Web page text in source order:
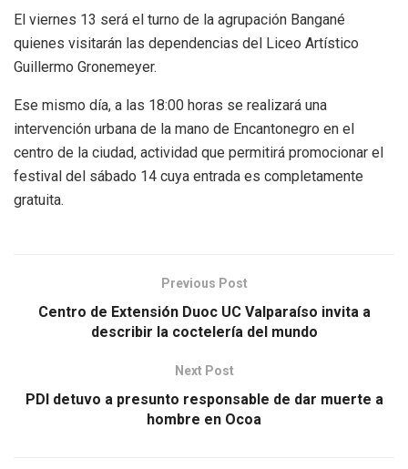
El viernes 13 será el turno de la agrupación Bangané
quienes visitarán las dependencias del Liceo Artístico
Guillermo Gronemeyer.
Ese mismo día, a las 18:00 horas se realizará una
intervención urbana de la mano de Encantonegro en el
centro de la ciudad, actividad que permitirá promocionar el
festival del sábado 14 cuya entrada es completamente
gratuita.
Previous Post
Centro de Extensión Duoc UC Valparaíso invita a
describir la coctelería del mundo
Next Post
PDI detuvo a presunto responsable de dar muerte a
hombre en Ocoa